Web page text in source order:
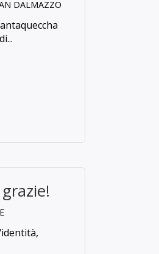
DALMAZZO